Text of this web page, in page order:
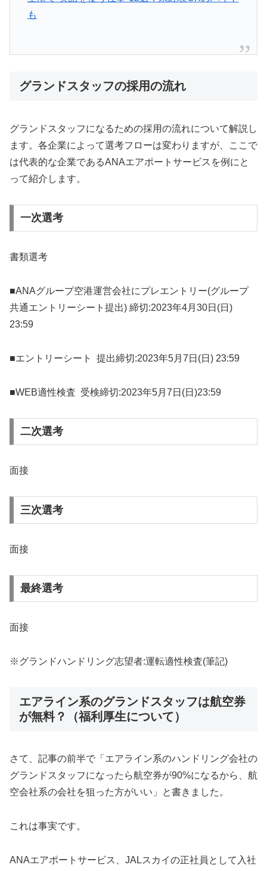
も
グランドスタッフの採用の流れ
グランドスタッフになるための採用の流れについて解説し
ます。各企業によって選考フローは変わりますが、ここで
は代表的な企業であるANAエアポートサービスを例にと
って紹介します。
一次選考
書類選考
■ANAグループ空港運営会社にプレエントリー(グループ
共通エントリーシート提出) 締切:2023年4月30日(日)
23:59
■エントリーシート 提出締切:2023年5月7日(日) 23:59
■WEB適性検査 受検締切:2023年5月7日(日)23:59
二次選考
面接
三次選考
面接
最終選考
面接
※グランドハンドリング志望者:運転適性検査(筆記)
エアライン系のグランドスタッフは航空券
が無料？（福利厚生について）
さて、記事の前半で「エアライン系のハンドリング会社の
グランドスタッフになったら航空券が90%になるから、航
空会社系の会社を狙った方がいい」と書きました。
これは事実です。
ANAエアポートサービス、JALスカイの正社員として入社